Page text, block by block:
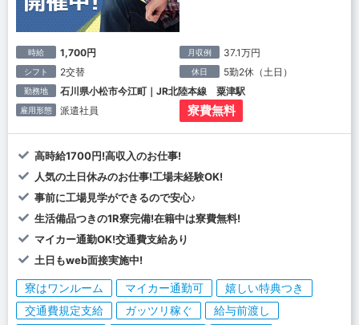
時給 1,700円 月収例 37.1万円
シフト 2交替 休日 5勤2休（土日）
勤務地 石川県小松市今江町｜JR北陸本線 粟津駅
雇用形態 派遣社員 寮費無料
高時給1700円!高収入のお仕事!
人気の土日休みのお仕事!工場未経験OK!
事前に工場見学ができるので安心♪
生活備品つきの1R寮完備!在籍中は寮費無料!
マイカー通勤OK!交通費支給あり
土日もweb面接実施中!
寮はワンルーム マイカー通勤可
嬉しい特典つき
交通費規定支給
ガッツリ稼ぐ
給与前渡し